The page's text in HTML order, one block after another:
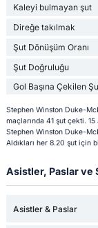
Kaleyi bulmayan şut
Direğe takılmak
Şut Dönüşüm Oranı
Şut Doğruluğu
Gol Başına Çekilen
Stephen Winston Duke-
maçlarında 41 şut çekti. 15
Stephen Winston Duke-
Aldıkları her 8.20 şut için
Asistler, Paslar ve
Asistler & Paslar